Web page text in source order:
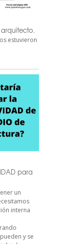
estuvieron
para
un
interna
y se